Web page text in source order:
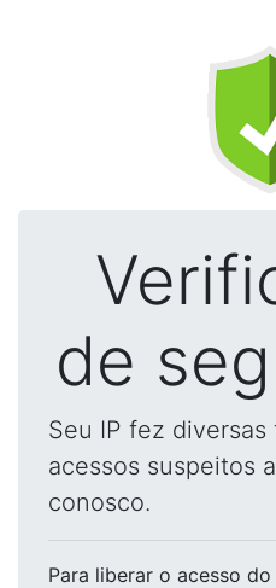
de
Seu IP fez
acessos suspeitos
conosco.
Para liberar o acesso do